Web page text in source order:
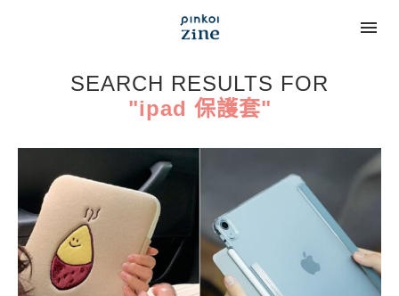
SEARCH RESULTS FOR
"ipad 保護套"